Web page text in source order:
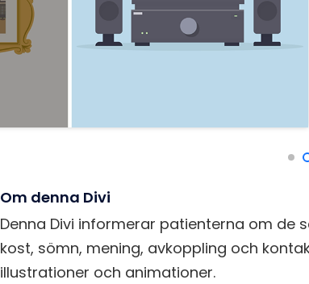
Om denna Divi
Denna Divi informerar patienterna om de
kost, sömn, mening, avkoppling och
illustrationer och animationer.